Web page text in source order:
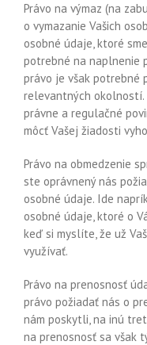
Právo na výmaz (na
o vymazanie Vašich
osobné údaje, ktoré
potrebné na naplnenie
právo je však potrebné
relevantných okolností.
právne a regulačné
môcť Vašej žiadosti
Právo na obmedzenie
ste oprávnený nás
osobné údaje. Ide
osobné údaje, ktoré o
keď si myslíte, že už
využívať.
Právo na prenosnosť
právo požiadať nás o
nám poskytli, na inú
na prenosnosť sa však